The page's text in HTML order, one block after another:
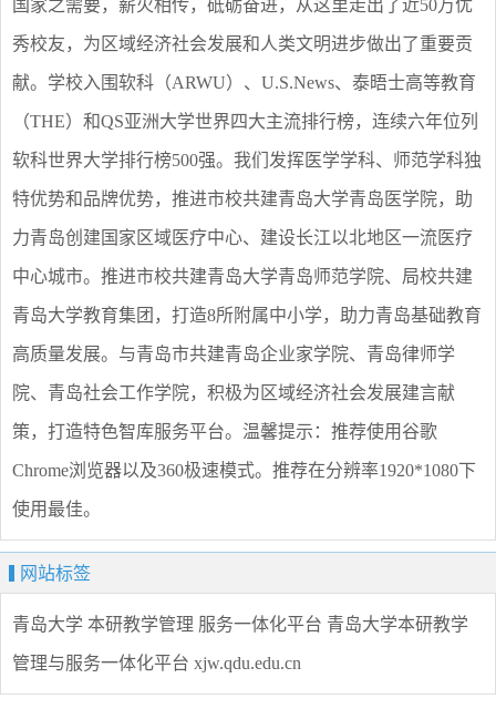
国家之需要，薪火相传，砥砺奋进，从这里走出了近50万优
秀校友，为区域经济社会发展和人类文明进步做出了重要贡
献。学校入围软科（ARWU）、U.S.News、泰晤士高等教育
（THE）和QS亚洲大学世界四大主流排行榜，连续六年位列
软科世界大学排行榜500强。我们发挥医学学科、师范学科独
特优势和品牌优势，推进市校共建青岛大学青岛医学院，助
力青岛创建国家区域医疗中心、建设长江以北地区一流医疗
中心城市。推进市校共建青岛大学青岛师范学院、局校共建
青岛大学教育集团，打造8所附属中小学，助力青岛基础教育
高质量发展。与青岛市共建青岛企业家学院、青岛律师学
院、青岛社会工作学院，积极为区域经济社会发展建言献
策，打造特色智库服务平台。温馨提示：推荐使用谷歌
Chrome浏览器以及360极速模式。推荐在分辨率1920*1080下
使用最佳。
网站标签
青岛大学 本研教学管理 服务一体化平台 青岛大学本研教学
管理与服务一体化平台 xjw.qdu.edu.cn